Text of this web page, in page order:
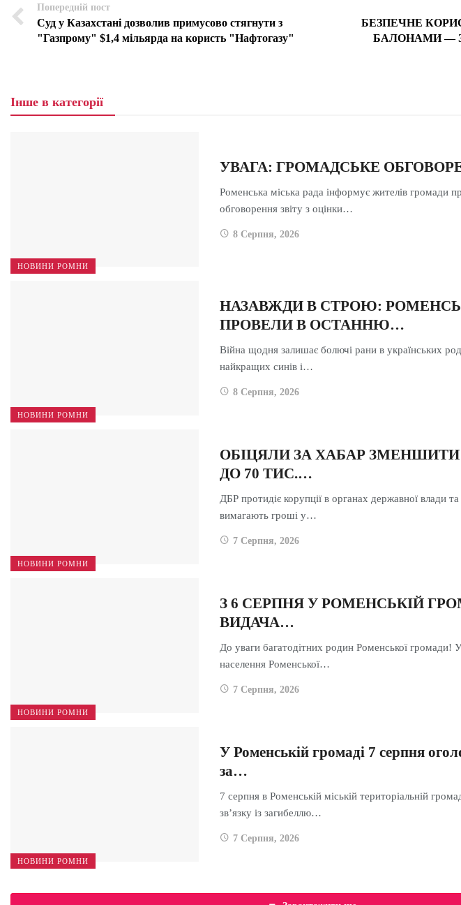
Попередній пост
Суд у Казахстані дозволив примусово стягнути з
"Газпрому" $1,4 мільярда на користь "Нафтогазу"
БЕЗПЕЧНЕ
БАЛОНАМИ —
Інше в категорії
НОВИНИ РОМНИ
УВАГА: ГРОМАДСЬКЕ
Роменська міська рада інформує жителів громади
обговорення звіту з оцінки…
8 Серпня, 2026
НОВИНИ РОМНИ
НАЗАВЖДИ В СТРОЮ:
ПРОВЕЛИ В ОСТАННЮ…
Війна щодня залишає болючі рани в українських
найкращих синів і…
8 Серпня, 2026
НОВИНИ РОМНИ
ОБІЦЯЛИ ЗА ХАБАР ЗМЕНШИТИ
ДО 70 ТИС.…
ДБР протидіє корупції в органах державної влади та
вимагають гроші у…
7 Серпня, 2026
НОВИНИ РОМНИ
З 6 СЕРПНЯ У РОМЕНСЬКІЙ
ВИДАЧА…
До уваги багатодітних родин Роменської громади!
населення Роменської…
7 Серпня, 2026
НОВИНИ РОМНИ
У Роменській громаді 7 серпня
за…
7 серпня в Роменській міській територіальній
зв’язку із загибеллю…
7 Серпня, 2026